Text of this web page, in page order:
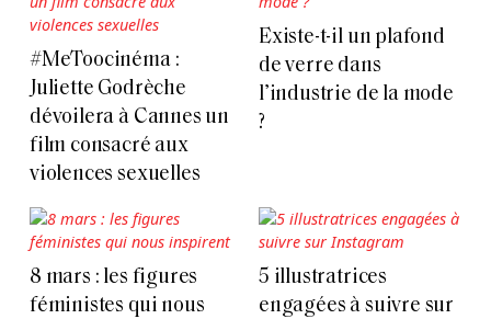
#MeToocinéma :
Juliette Godrèche
dévoilera à Cannes un
film consacré aux
violences sexuelles
Existe-t-il un plafond
de verre dans
l’industrie de la mode
?
8 mars : les figures
féministes qui nous
5 illustratrices
engagées à suivre sur